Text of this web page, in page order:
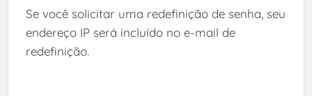
Se você solicitar uma redefinição de senha, seu
endereço IP será incluído no e-mail de
redefinição.